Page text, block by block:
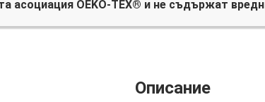
асоциация OEKO-TEX® и не съдържат
Описание